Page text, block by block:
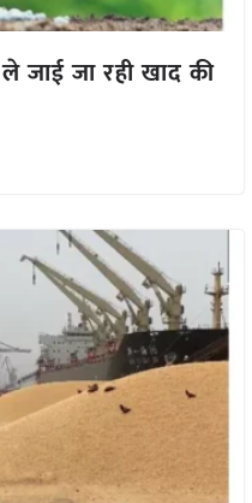
जाई जा रही खाद की